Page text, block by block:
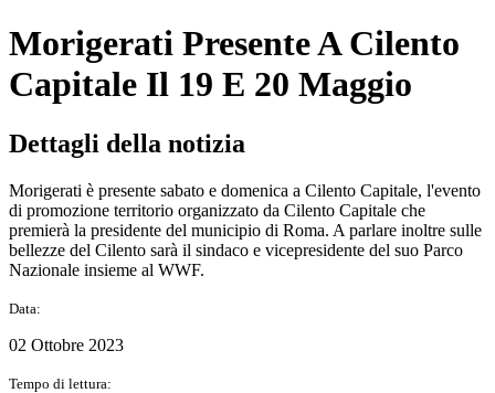
Morigerati Presente A Cilento
Capitale Il 19 E 20 Maggio
Dettagli della notizia
Morigerati è presente sabato e domenica a Cilento Capitale, l'evento
di promozione territorio organizzato da Cilento Capitale che
premierà la presidente del municipio di Roma. A parlare inoltre sulle
bellezze del Cilento sarà il sindaco e vicepresidente del suo Parco
Nazionale insieme al WWF.
Data:
02 Ottobre 2023
Tempo di lettura: